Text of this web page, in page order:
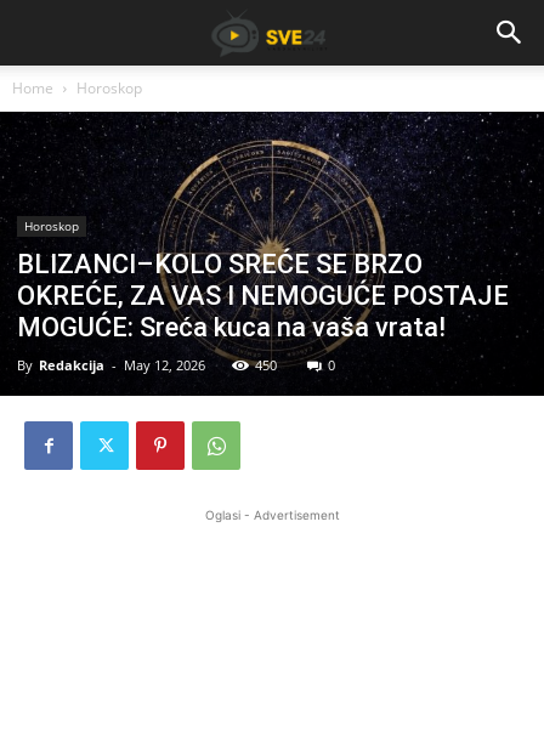
Home Horoskop
Horoskop
BLIZANCI–KOLO SREĆE SE BRZO
OKREĆE, ZA VAS I NEMOGUĆE POSTAJE
MOGUĆE: Sreća kuca na vaša vrata!
By Redakcija - May 12, 2026 450 0
Oglasi - Advertisement